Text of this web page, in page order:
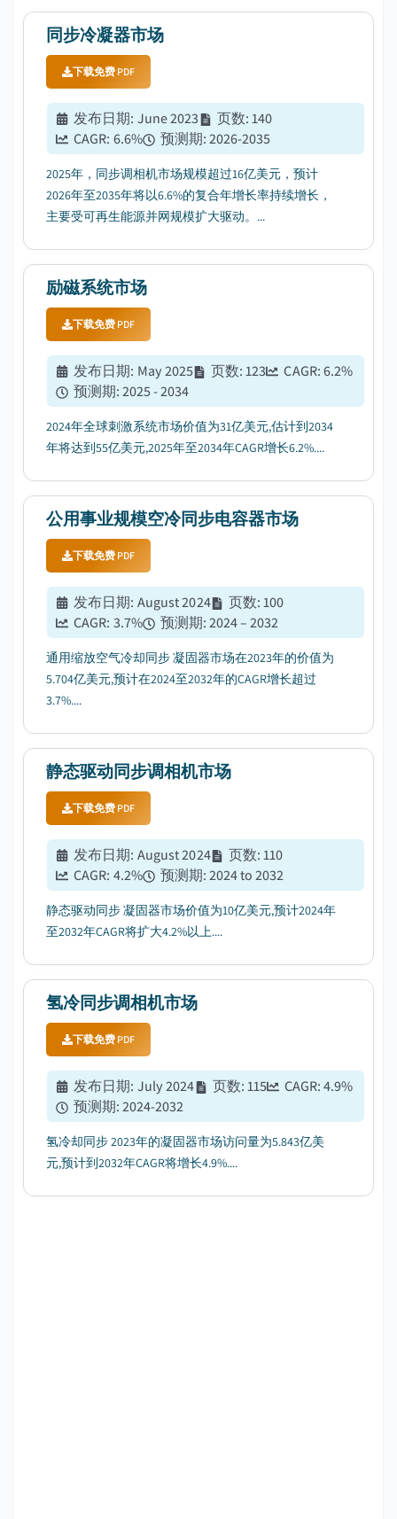
同步冷凝器市场
下载免费 PDF
发布日期: June 2023 页数:140
CAGR: 6.6% 预测期:2026-2035
2025年，同步调相机市场规模超过16亿美元，预计
2026年至2035年将以6.6%的复合年增长率持续增长，
主要受可再生能源并网规模扩大驱动。...
励磁系统市场
下载免费 PDF
发布日期: May 2025 页数:123 CAGR:6.2%
预测期:2025 - 2034
2024年全球刺激系统市场价值为31亿美元,估计到2034
年将达到55亿美元,2025年至2034年CAGR增长6.2%....
公用事业规模空冷同步电容器市场
下载免费 PDF
发布日期: August 2024 页数:100
CAGR: 3.7% 预测期:2024 – 2032
通用缩放空气冷却同步 凝固器市场在2023年的价值为
5.704亿美元,预计在2024至2032年的CAGR增长超过
3.7%....
静态驱动同步调相机市场
下载免费 PDF
发布日期: August 2024 页数:110
CAGR: 4.2% 预测期:2024 to 2032
静态驱动同步 凝固器市场价值为10亿美元,预计2024年
至2032年CAGR将扩大4.2%以上....
氢冷同步调相机市场
下载免费 PDF
发布日期: July 2024 页数:115 CAGR:4.9%
预测期:2024-2032
氢冷却同步 2023年的凝固器市场访问量为5.843亿美
元,预计到2032年CAGR将增长4.9%....